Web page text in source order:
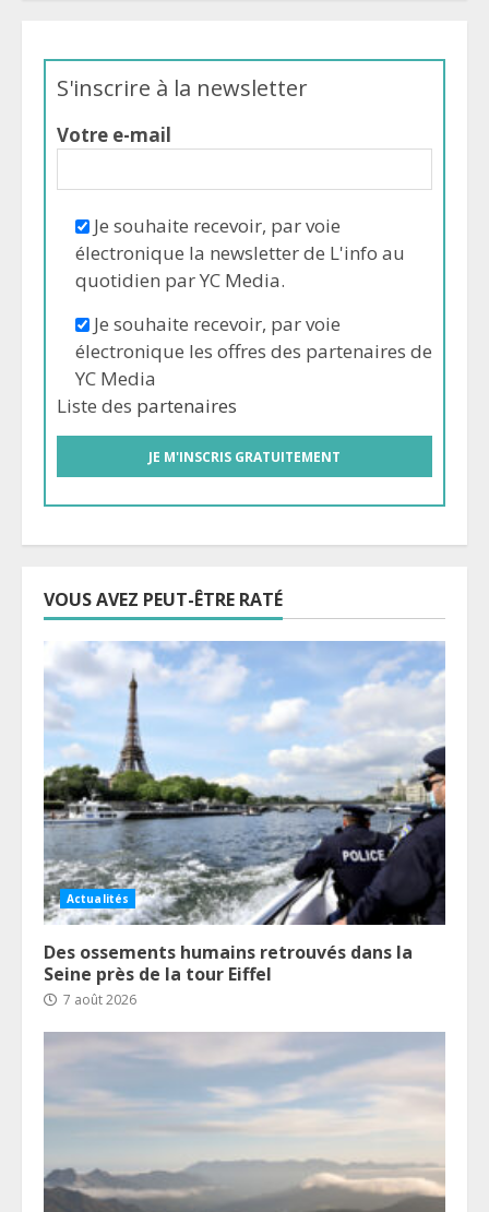
S'inscrire à la newsletter
Votre e-mail
Je souhaite recevoir, par voie
électronique la newsletter de L'info au
quotidien par YC Media.
Je souhaite recevoir, par voie
électronique les offres des partenaires de
YC Media
Liste des partenaires
VOUS AVEZ PEUT-ÊTRE RATÉ
Actualités
Des ossements humains retrouvés dans la
Seine près de la tour Eiffel
7 août 2026